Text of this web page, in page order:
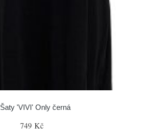
Šaty 'VIVI' Only černá
749 Kč